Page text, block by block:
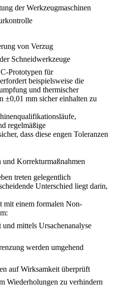
der Werkzeugmaschinen
von Verzug
Schneidwerkzeuge
Prototypen für
erfordert beispielsweise die
und thermischer
±0,01 mm sicher einhalten zu
regelmäßige
dass diese engen Toleranzen
Korrekturmaßnahmen
treten gelegentlich
Unterschied liegt darin,
mit einem formalen Non-
mittels Ursachenanalyse
werden umgehend
auf Wirksamkeit überprüft
Wiederholungen zu verhindern